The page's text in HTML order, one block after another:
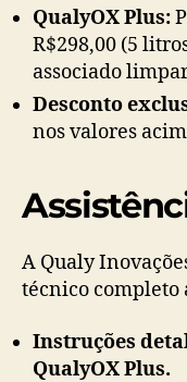
QualyOX Plus:
R$298,00 (5
associado
Desconto
nos valores
A Qualy
técnico completo
Instruções
QualyOX Plus.